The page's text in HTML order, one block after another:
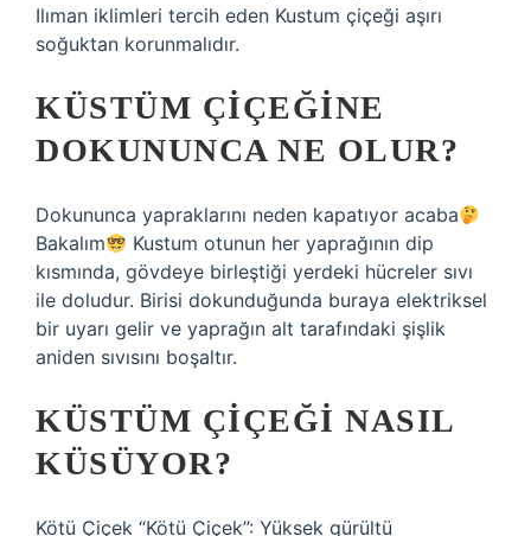
Ilıman iklimleri tercih eden Kustum çiçeği aşırı
soğuktan korunmalıdır.
KÜSTÜM ÇIÇEĞINE
DOKUNUNCA NE OLUR?
Dokununca yapraklarını neden kapatıyor acaba
Bakalım
Kustum otunun her yaprağının dip
kısmında, gövdeye birleştiği yerdeki hücreler sıvı
ile doludur. Birisi dokunduğunda buraya elektriksel
bir uyarı gelir ve yaprağın alt tarafındaki şişlik
aniden sıvısını boşaltır.
KÜSTÜM ÇIÇEĞI NASIL
KÜSÜYOR?
Kötü Çiçek “Kötü Çiçek”: Yüksek gürültü